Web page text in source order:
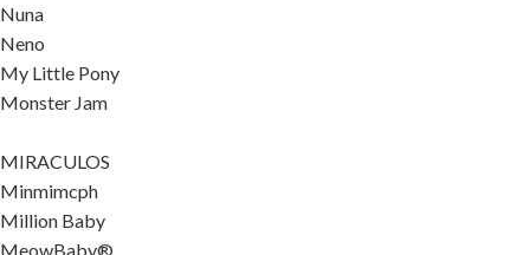
Nuna
Neno
My Little Pony
Monster Jam
MIRACULOS
Minmimcph
Million Baby
MeowBaby®